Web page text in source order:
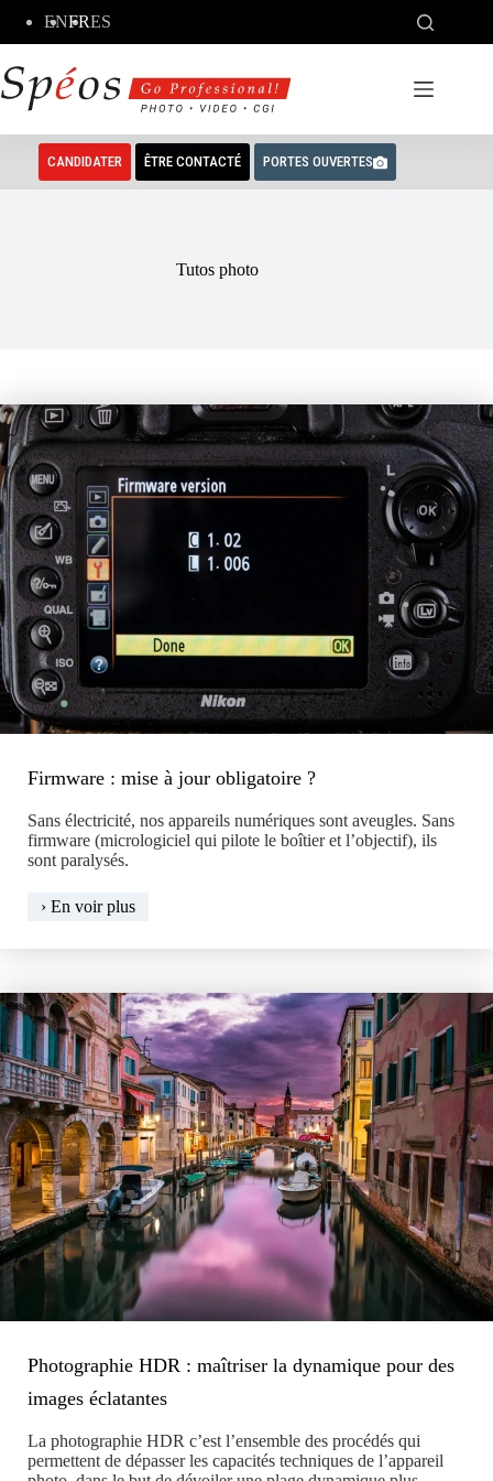
contenu
ENFRES
CANDIDATER ÊTRE CONTACTÉ PORTES OUVERTES
Tutos photo
Firmware : mise à jour obligatoire ?
Sans électricité, nos appareils numériques sont aveugles. Sans
firmware (micrologiciel qui pilote le boîtier et l’objectif), ils
sont paralysés.
› En voir plusFirmware
mise
obligatoire ?
Photographie HDR : maîtriser la dynamique pour des
images éclatantes
La photographie HDR c’est l’ensemble des procédés qui
permettent de dépasser les capacités techniques de l’appareil